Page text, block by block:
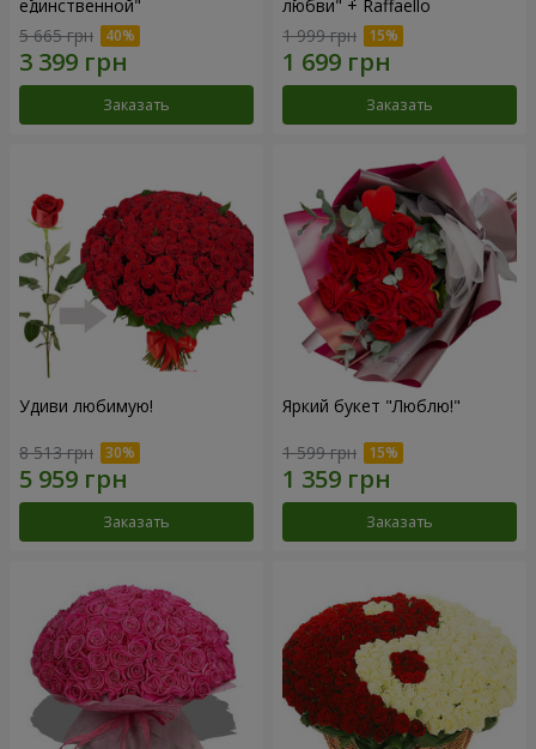
единственной"
5 665 грн
Заказать
любви" + Raffaello
1 999 грн
Заказать
Удиви любимую!
8 513 грн
Заказать
Яркий букет "Люблю!"
1 599 грн
Заказать